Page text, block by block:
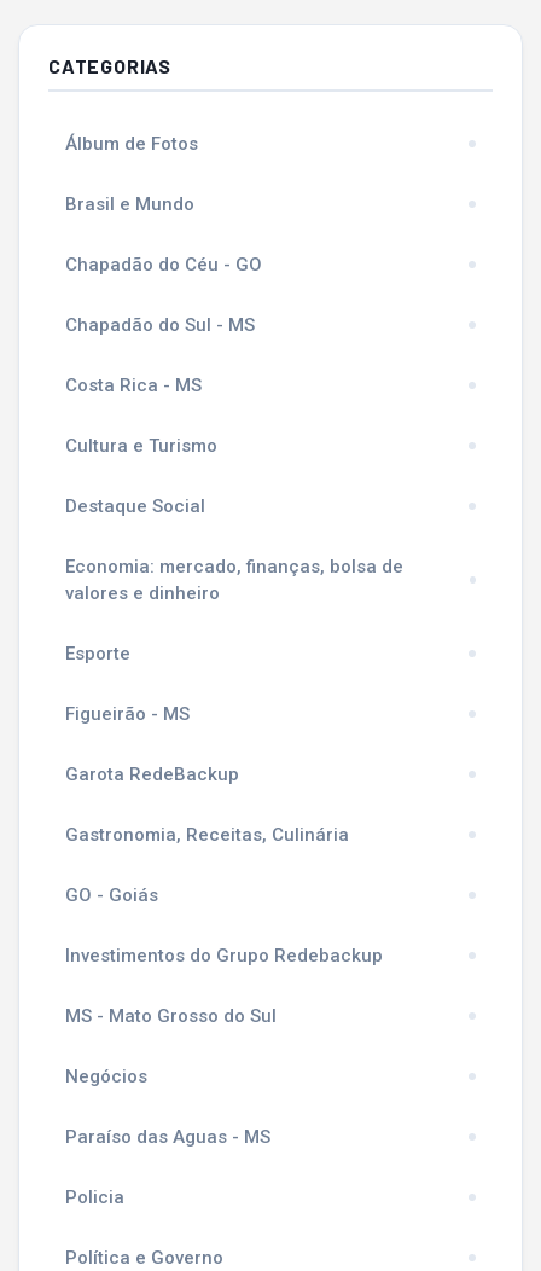
CATEGORIAS
Álbum de Fotos
Brasil e Mundo
Chapadão do Céu - GO
Chapadão do Sul - MS
Costa Rica - MS
Cultura e Turismo
Destaque Social
Economia: mercado, finanças, bolsa de
valores e dinheiro
Esporte
Figueirão - MS
Garota RedeBackup
Gastronomia, Receitas, Culinária
GO - Goiás
Investimentos do Grupo Redebackup
MS - Mato Grosso do Sul
Negócios
Paraíso das Aguas - MS
Policia
Política e Governo